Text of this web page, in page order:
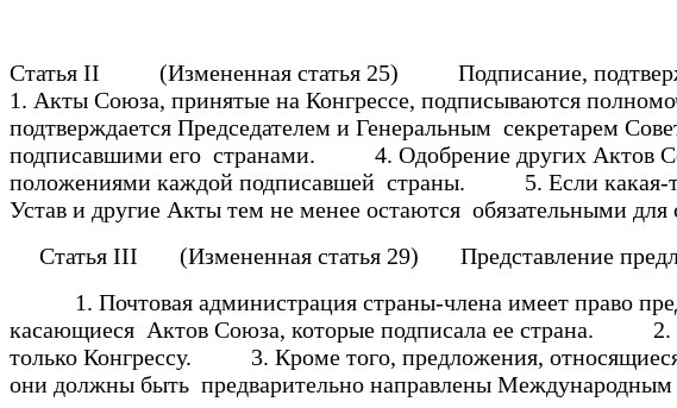
Статья II (Измененная статья 25) Подписание,
1. Акты Союза, принятые на Конгрессе, подписываются
подтверждается Председателем и Генеральным секретарем
подписавшими его странами. 4. Одобрение других Актов
положениями каждой подписавшей страны. 5. Если какая-то
Устав и другие Акты тем не менее остаются обязательными
Статья III (Измененная статья 29) Представление
1. Почтовая администрация страны-члена имеет право
касающиеся Актов Союза, которые подписала ее страна. 2.
только Конгрессу. 3. Кроме того, предложения, относящиеся
они должны быть предварительно направлены